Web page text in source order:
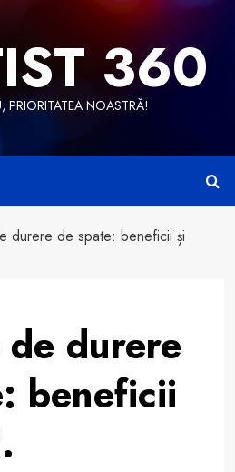
360
PRIORITATEA NOASTRĂ!
durere de spate: beneficii și
de durere
beneficii